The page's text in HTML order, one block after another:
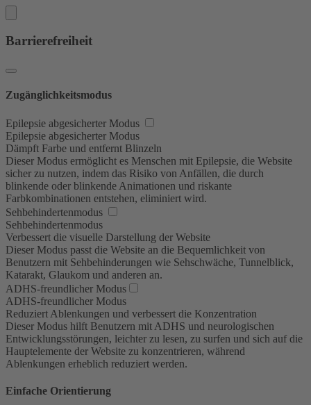
Barrierefreiheit
Zugänglichkeitsmodus
Epilepsie abgesicherter Modus
Epilepsie abgesicherter Modus
Dämpft Farbe und entfernt Blinzeln
Dieser Modus ermöglicht es Menschen mit Epilepsie, die Website
sicher zu nutzen, indem das Risiko von Anfällen, die durch
blinkende oder blinkende Animationen und riskante
Farbkombinationen entstehen, eliminiert wird.
Sehbehindertenmodus
Sehbehindertenmodus
Verbessert die visuelle Darstellung der Website
Dieser Modus passt die Website an die Bequemlichkeit von
Benutzern mit Sehbehinderungen wie Sehschwäche, Tunnelblick,
Katarakt, Glaukom und anderen an.
ADHS-freundlicher Modus
ADHS-freundlicher Modus
Reduziert Ablenkungen und verbessert die Konzentration
Dieser Modus hilft Benutzern mit ADHS und neurologischen
Entwicklungsstörungen, leichter zu lesen, zu surfen und sich auf die
Hauptelemente der Website zu konzentrieren, während
Ablenkungen erheblich reduziert werden.
Einfache Orientierung